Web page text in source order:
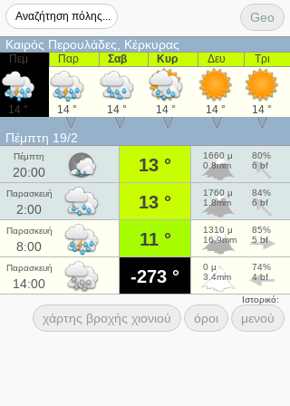
Geo
Καιρός Περουλάδες, Κέρκυρας
Πεμ
14 °
Παρ
14 °
Σαβ
14 °
Κυρ
14 °
Δευ
14 °
Τρι
14 °
Πέμπτη 19/2
Πέμπτη
20:00 13 °
1660 μ
0.8mm
80%
6 bf
Παρασκευή
2:00 13 °
1760 μ
1.8mm
84%
6 bf
Παρασκευή
8:00 11 °
1310 μ
16.9mm
85%
5 bf
Παρασκευή
14:00 -273 °
0 μ
3.4mm
74%
4 bf
Ιστορικό:
χάρτης βροχής χιονιού όροι μενού